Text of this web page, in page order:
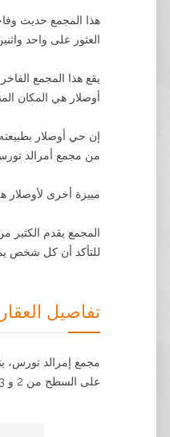
العثور على واحد واثنين غرف نوم
أوصلار هي المكان
إن حي أوصلار
من مجمع أمرالد
مييزة أخرى لأوصلار هي أنها تبعد 50 دقيقة
المجمع يقدم الكثير
للتأكد أن كل شخص
تفاصيل العقار
على السطح من 2 و 3 و 5 غرف نوم. هناك أيضا 4 شقق بنتهاوس مع ساونا خاصة.